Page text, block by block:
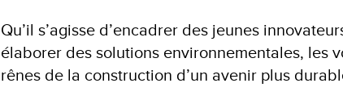
Qu’il s’agisse d’encadrer des jeunes
élaborer des solutions environnementales, les
rênes de la construction d’un avenir plus